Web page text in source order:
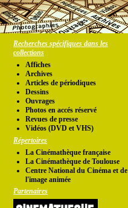
Recherches spécifiques dans les
collections
Affiches
Archives
Articles de périodiques
Dessins
Ouvrages
Photos en accés réservé
Revues de presse
Vidéos (DVD et VHS)
Répertoires
La Cinémathèque française
La Cinémathèque de Toulouse
Centre National du Cinéma et de
l'image animée
Partenaires